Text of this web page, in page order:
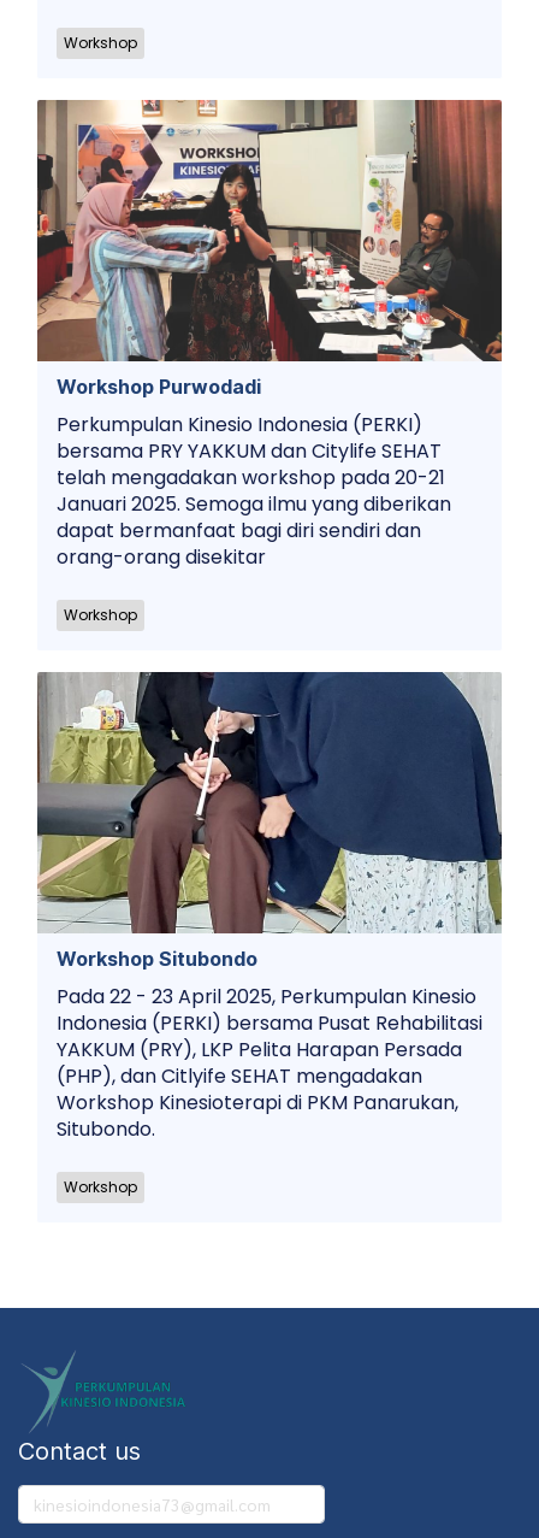
Workshop
Workshop Purwodadi
Perkumpulan Kinesio Indonesia (PERKI)
bersama PRY YAKKUM dan Citylife SEHAT
telah mengadakan workshop pada 20-21
Januari 2025. Semoga ilmu yang diberikan
dapat bermanfaat bagi diri sendiri dan
orang-orang disekitar
Workshop
Workshop Situbondo
Pada 22 - 23 April 2025, Perkumpulan Kinesio
Indonesia (PERKI) bersama Pusat Rehabilitasi
YAKKUM (PRY), LKP Pelita Harapan Persada
(PHP), dan Citlyife SEHAT mengadakan
Workshop Kinesioterapi di PKM Panarukan,
Situbondo.
Workshop
Contact us